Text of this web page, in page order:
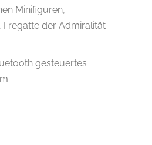
Minifiguren,
Fregatte der Admiralität
gesteuertes